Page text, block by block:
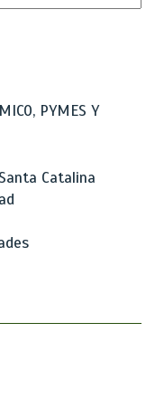
PYMES Y
Catalina